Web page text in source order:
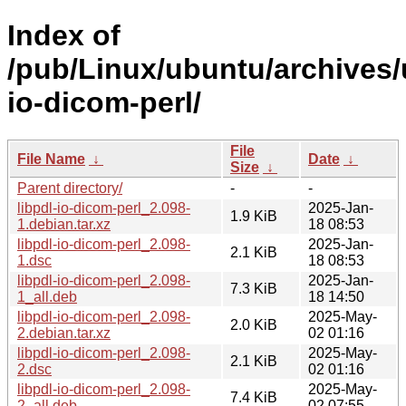
Index of
/pub/Linux/ubuntu/
io-dicom-perl/
File Name ↓
File
Size ↓
Date ↓
Parent directory/
-
-
libpdl-io-dicom-perl_2.098-
1.debian.tar.xz
1.9 KiB
2025-Jan-
18 08:53
libpdl-io-dicom-perl_2.098-
1.dsc
2.1 KiB
2025-Jan-
18 08:53
libpdl-io-dicom-perl_2.098-
1_all.deb
7.3 KiB
2025-Jan-
18 14:50
libpdl-io-dicom-perl_2.098-
2.debian.tar.xz
2.0 KiB
2025-May-
02 01:16
libpdl-io-dicom-perl_2.098-
2.dsc
2.1 KiB
2025-May-
02 01:16
libpdl-io-dicom-perl_2.098-
7.4 KiB
2025-May-